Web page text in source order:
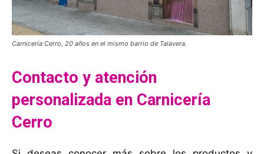
Carnicería Cerro, 20 años en el mismo barrio de Talavera.
Contacto y atención
personalizada en Carnicería
Cerro